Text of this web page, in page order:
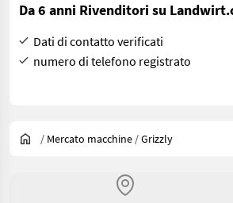
Da 6 anni Rivenditori su
Dati di contatto verificati
numero di telefono registrato
/ Mercato macchine /Grizzly